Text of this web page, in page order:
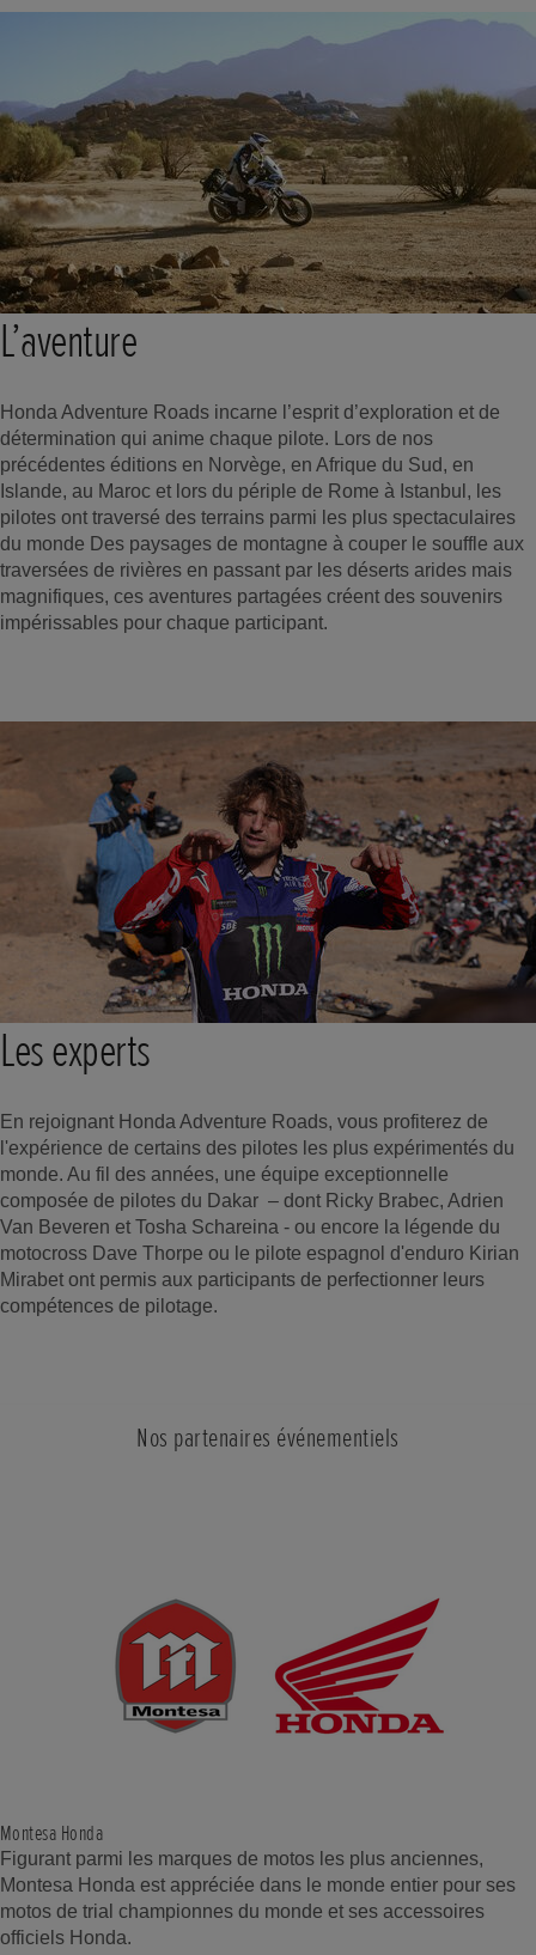
L’aventure
Honda Adventure Roads incarne l’esprit d’exploration et de
détermination qui anime chaque pilote. Lors de nos
précédentes éditions en Norvège, en Afrique du Sud, en
Islande, au Maroc et lors du périple de Rome à Istanbul, les
pilotes ont traversé des terrains parmi les plus spectaculaires
du monde Des paysages de montagne à couper le souffle aux
traversées de rivières en passant par les déserts arides mais
magnifiques, ces aventures partagées créent des souvenirs
impérissables pour chaque participant.
Les experts
En rejoignant Honda Adventure Roads, vous profiterez de
l'expérience de certains des pilotes les plus expérimentés du
monde. Au fil des années, une équipe exceptionnelle
composée de pilotes du Dakar – dont Ricky Brabec, Adrien
Van Beveren et Tosha Schareina - ou encore la légende du
motocross Dave Thorpe ou le pilote espagnol d'enduro Kirian
Mirabet ont permis aux participants de perfectionner leurs
compétences de pilotage.
Nos partenaires événementiels
Montesa Honda
Figurant parmi les marques de motos les plus anciennes,
Montesa Honda est appréciée dans le monde entier pour ses
motos de trial championnes du monde et ses accessoires
officiels Honda.